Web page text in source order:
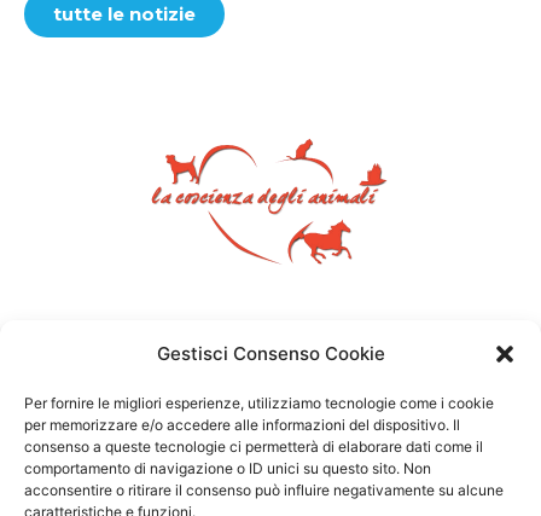
Gestisci Consenso Cookie
Per fornire le migliori esperienze, utilizziamo tecnologie come i cookie
per memorizzare e/o accedere alle informazioni del dispositivo. Il
consenso a queste tecnologie ci permetterà di elaborare dati come il
comportamento di navigazione o ID unici su questo sito. Non
acconsentire o ritirare il consenso può influire negativamente su alcune
caratteristiche e funzioni.
tutte le notizie